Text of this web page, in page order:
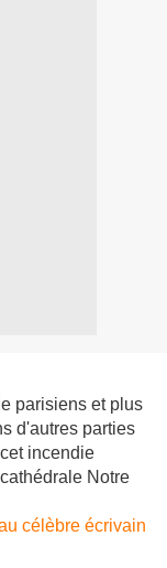
parisiens et plus
d'autres parties
incendie
Notre
célèbre écrivain